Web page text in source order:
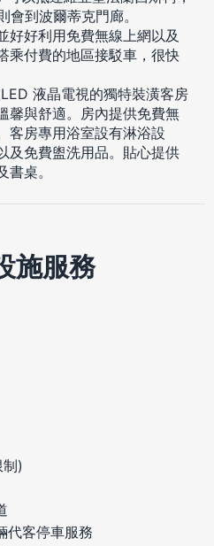
到波爾蒂克門廊。
好好利用免費無線上網以及
乘付費的地區接駁車，很快
液晶電視的獨特裝潢客房
馨與舒適。房內提供免費無
客房專用浴室設有淋浴設
及免費盥洗用品。貼心提供
桌。
施服務
)
代客停車服務